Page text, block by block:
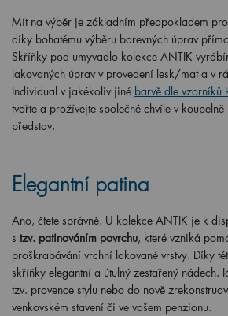
Mít na výběr je základním předpokladem
díky bohatému výběru barevných úprav
Skříňky pod umyvadlo kolekce ANTIK
lakovaných úprav v provedení lesk/mat a v
Individual v jakékoliv jiné barvě dle vzorníků
tvořte a prožívejte společné chvíle v
představ.
Elegantní patina
Ano, čtete správně. U kolekce ANTIK je k
s tzv. patinováním povrchu, které vzniká
proškrabávání vrchní lakované vrstvy. Díky
skříňky elegantní a útulný zestařený nádech.
tzv. provence stylu nebo do nově
venkovském stavení či ve vašem penzionu.